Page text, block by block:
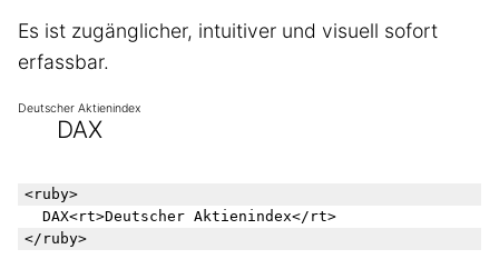
Es ist zugänglicher, intuitiver und visuell sofort
erfassbar.
DAX
Deutscher Aktienindex
<ruby>
  DAX<rt>Deutscher Aktienindex</rt>